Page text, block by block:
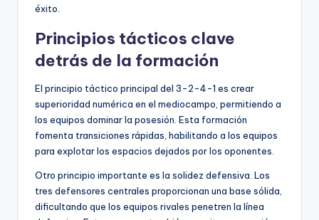
éxito.
Principios tácticos clave
detrás de la formación
El principio táctico principal del 3-2-4-1 es crear
superioridad numérica en el mediocampo, permitiendo a
los equipos dominar la posesión. Esta formación
fomenta transiciones rápidas, habilitando a los equipos
para explotar los espacios dejados por los oponentes.
Otro principio importante es la solidez defensiva. Los
tres defensores centrales proporcionan una base sólida,
dificultando que los equipos rivales penetren la línea